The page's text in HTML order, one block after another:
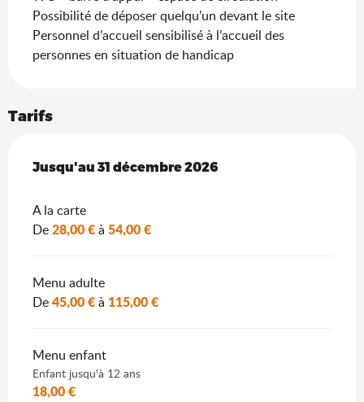
Possibilité de déposer quelqu’un devant le site
Personnel d’accueil sensibilisé à l’accueil des
personnes en situation de handicap
Tarifs
Du4 février 2026au31 décembre 2026
Jusqu'au 31 décembre 2026
A la carte
De28,00 €à 54,00 €
Menu adulte
De45,00 €à 115,00 €
Menu enfant
Enfant jusqu'à 12 ans
18,00 €